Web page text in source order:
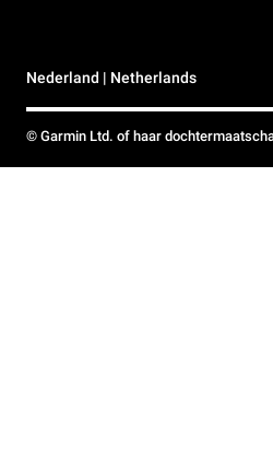
Nederland | Netherlands
© Garmin Ltd. of haar